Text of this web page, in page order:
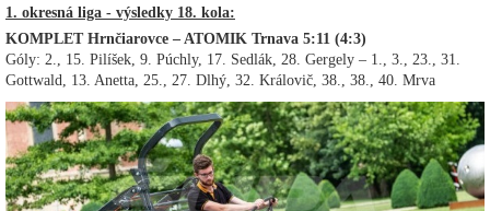
1. okresná liga - výsledky 18. kola:
KOMPLET Hrnčiarovce – ATOMIK Trnava 5:11 (4:3)
Góly: 2., 15. Pilíšek, 9. Púchly, 17. Sedlák, 28. Gergely – 1., 3., 23., 31.
Gottwald, 13. Anetta, 25., 27. Dlhý, 32. Královič, 38., 38., 40. Mrva